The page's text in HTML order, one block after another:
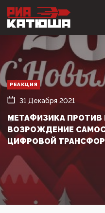
РЕАКЦИЯ
31 Декабря 2021
МЕТАФИЗИКА ПРОТИВ
ВОЗРОЖДЕНИЕ
ЦИФРОВОЙ